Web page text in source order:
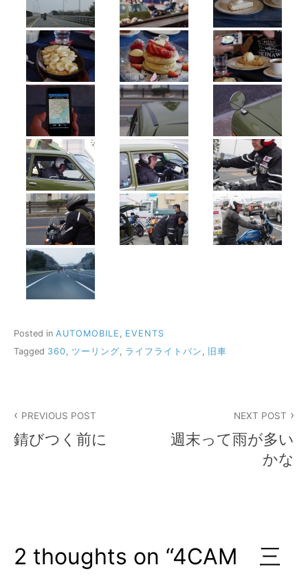
Posted in AUTOMOBILE
EVENTS
Tagged 360, ツーリング, ライフライトバン , 旧車
稿
シ
PREVIOUS POST
錆びつく前に
NEXT POST
週末って雨が多い
かな
2 thoughts on “4CAM 三